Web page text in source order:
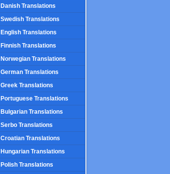
Danish Translations
Swedish Translations
English Translations
Finnish Translations
Norwegian Translations
German Translations
Greek Translations
Portuguese Translations
Bulgarian Translations
Serbo Translations
Croatian Translations
Hungarian Translations
Polish Translations